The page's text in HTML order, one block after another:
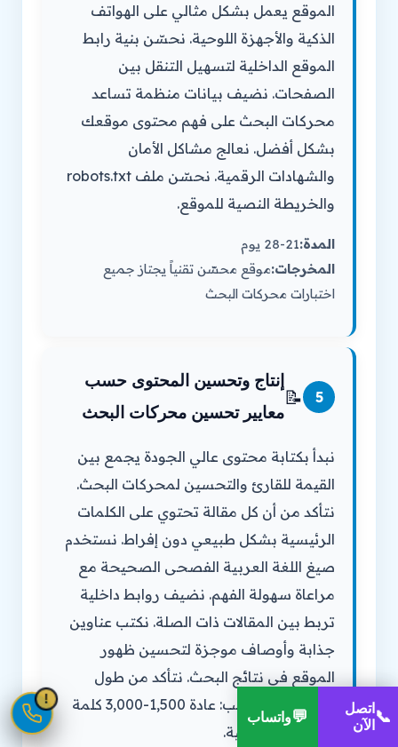
الموقع يعمل بشكل مثالي على الهواتف
الذكية والأجهزة اللوحية. نحسّن بنية رابط
الموقع الداخلية لتسهيل التنقل بين
الصفحات. نضيف بيانات منظمة تساعد
محركات البحث على فهم محتوى موقعك
بشكل أفضل. نعالج مشاكل الأمان
والشهادات الرقمية. نحسّن ملف robots.txt
والخريطة النصية للموقع.
المدة:21-28 يوم
المخرجات:موقع محسّن تقنياً يجتاز جميع
اختبارات محركات البحث
5
📝
إنتاج وتحسين المحتوى حسب
معايير تحسين محركات البحث
نبدأ بكتابة محتوى عالي الجودة يجمع بين
القيمة للقارئ والتحسين لمحركات البحث.
نتأكد من أن كل مقالة تحتوي على الكلمات
الرئيسية بشكل طبيعي دون إفراط. نستخدم
صيغ اللغة العربية الفصحى الصحيحة مع
مراعاة سهولة الفهم. نضيف روابط داخلية
تربط بين المقالات ذات الصلة. نكتب عناوين
جذابة وأوصاف موجزة لتحسين ظهور
الموقع في نتائج البحث. نتأكد من طول
المحتوى المناسب: عادة 1,500-3,000 كلمة
للمقالات الرئيسية.
!
📞اتصل
الآن
💬واتساب